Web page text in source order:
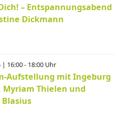
– Entspannungsabend
Dickmann
| 16:00 - 18:00 Uhr
Aufstellung mit Ingeburg
Myriam Thielen und